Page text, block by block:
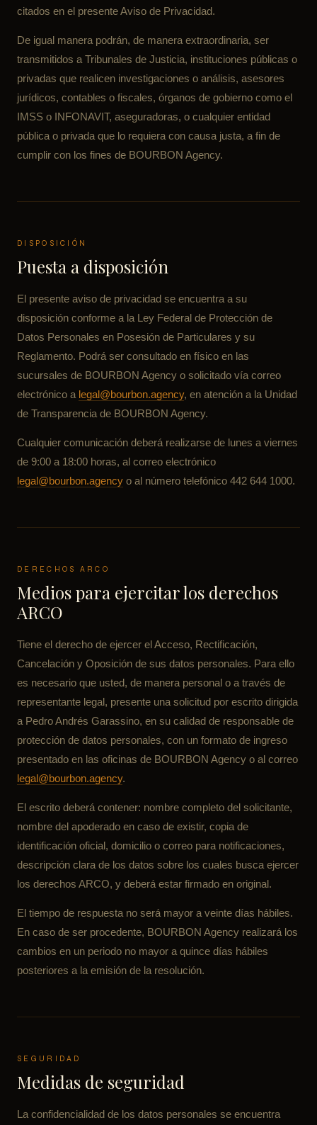
citados en el presente Aviso de Privacidad.
De igual manera podrán, de manera extraordinaria, ser
transmitidos a Tribunales de Justicia, instituciones públicas o
privadas que realicen investigaciones o análisis, asesores
jurídicos, contables o fiscales, órganos de gobierno como el
IMSS o INFONAVIT, aseguradoras, o cualquier entidad
pública o privada que lo requiera con causa justa, a fin de
cumplir con los fines de BOURBON Agency.
DISPOSICIÓN
Puesta a disposición
El presente aviso de privacidad se encuentra a su
disposición conforme a la Ley Federal de Protección de
Datos Personales en Posesión de Particulares y su
Reglamento. Podrá ser consultado en físico en las
sucursales de BOURBON Agency o solicitado vía correo
electrónico a legal@bourbon.agency, en atención a la Unidad
de Transparencia de BOURBON Agency.
Cualquier comunicación deberá realizarse de lunes a viernes
de 9:00 a 18:00 horas, al correo electrónico
legal@bourbon.agency o al número telefónico 442 644 1000.
DERECHOS ARCO
Medios para ejercitar los derechos
ARCO
Tiene el derecho de ejercer el Acceso, Rectificación,
Cancelación y Oposición de sus datos personales. Para ello
es necesario que usted, de manera personal o a través de
representante legal, presente una solicitud por escrito dirigida
a Pedro Andrés Garassino, en su calidad de responsable de
protección de datos personales, con un formato de ingreso
presentado en las oficinas de BOURBON Agency o al correo
legal@bourbon.agency.
El escrito deberá contener: nombre completo del solicitante,
nombre del apoderado en caso de existir, copia de
identificación oficial, domicilio o correo para notificaciones,
descripción clara de los datos sobre los cuales busca ejercer
los derechos ARCO, y deberá estar firmado en original.
El tiempo de respuesta no será mayor a veinte días hábiles.
En caso de ser procedente, BOURBON Agency realizará los
cambios en un periodo no mayor a quince días hábiles
posteriores a la emisión de la resolución.
SEGURIDAD
Medidas de seguridad
La confidencialidad de los datos personales se encuentra